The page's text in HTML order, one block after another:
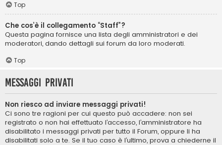
Top
Che cos’è il collegamento “Staff”?
Questa pagina fornisce una lista degli amministratori e dei
moderatori, dando dettagli sui forum da loro moderati.
Top
Messaggi privati
Non riesco ad inviare messaggi privati!
Ci sono tre ragioni per cui questo può accadere: non sei
registrato o non hai effettuato l’accesso, l’amministratore ha
disabilitato i messaggi privati per tutto il Forum, oppure li ha
disabilitati solo a te. Se il tuo caso è l’ultimo, prova a chiederne il